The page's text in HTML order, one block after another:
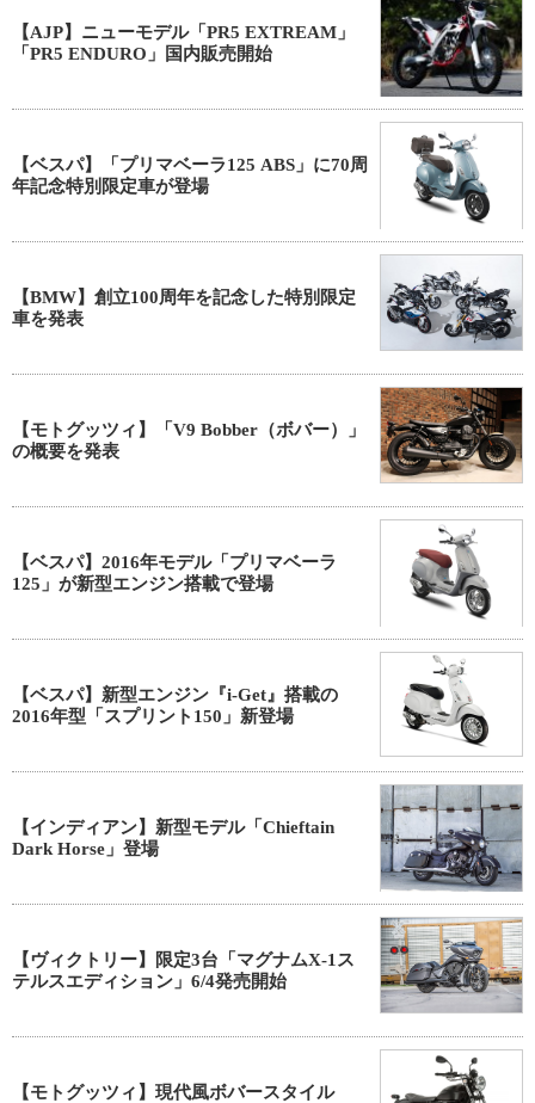
【AJP】ニューモデル「PR5 EXTREAM」
「PR5 ENDURO」国内販売開始
【ベスパ】「プリマベーラ125 ABS」に70周
年記念特別限定車が登場
【BMW】創立100周年を記念した特別限定
車を発表
【モトグッツィ】「V9 Bobber（ボバー）」
の概要を発表
【ベスパ】2016年モデル「プリマベーラ
125」が新型エンジン搭載で登場
【ベスパ】新型エンジン『i-Get』搭載の
2016年型「スプリント150」新登場
【インディアン】新型モデル「Chieftain
Dark Horse」登場
【ヴィクトリー】限定3台「マグナムX-1ス
テルスエディション」6/4発売開始
【モトグッツィ】現代風ボバースタイル